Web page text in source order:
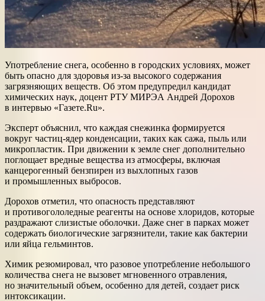
Употребление снега, особенно в городских условиях, может
быть опасно для здоровья из-за высокого содержания
загрязняющих веществ. Об этом предупредил кандидат
химических наук, доцент РТУ МИРЭА Андрей Дорохов
в интервью «Газете.Ru».
Эксперт объяснил, что каждая снежинка формируется
вокруг частиц-ядер конденсации, таких как сажа, пыль или
микропластик. При движении к земле снег дополнительно
поглощает вредные вещества из атмосферы, включая
канцерогенный бензпирен из выхлопных газов
и промышленных выбросов.
Дорохов отметил, что опасность представляют
и противогололедные реагенты на основе хлоридов, которые
раздражают слизистые оболочки. Даже снег в парках может
содержать биологические загрязнители, такие как бактерии
или яйца гельминтов.
Химик резюмировал, что разовое употребление небольшого
количества снега не вызовет мгновенного отравления,
но значительный объем, особенно для детей, создает риск
интоксикации.